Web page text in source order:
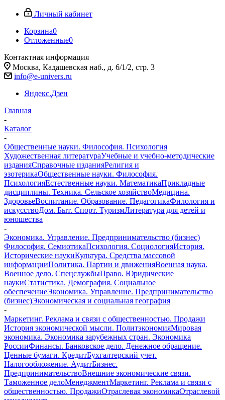
Личный кабинет
Корзина0
Отложенные0
Контактная информация
Москва, Кадашевская наб., д. 6/1/2, стр. 3
info@e-univers.ru
Яндекс.Дзен
Главная
-
Каталог
-
Общественные науки. Философия. Психология
Художественная литератураУчебные и учебно-методические
изданияСправочные изданияРелигия и
эзотерикаОбщественные науки. Философия.
ПсихологияЕстественные науки. МатематикаПрикладные
дисциплины. Техника. Сельское хозяйствоМедицина.
ЗдоровьеВоспитание. Образование. ПедагогикаФилология и
искусствоДом. Быт. Спорт. ТуризмЛитература для детей и
юношества
-
Экономика. Управление. Предпринимательство (бизнес)
Философия. СемиотикаПсихология. СоциологияИстория.
Исторические наукиКультура. Средства массовой
информацииПолитика. Партии и движенияВоенная наука.
Военное дело. СпецслужбыПраво. Юридические
наукиСтатистика. Демография. Социальное
обеспечениеЭкономика. Управление. Предпринимательство
(бизнес)Экономическая и социальная география
-
Маркетинг. Реклама и связи с общественностью. Продажи
История экономической мысли. ПолитэкономияМировая
экономика. Экономика зарубежных стран. Экономика
РоссииФинансы. Банковское дело. Денежное обращение.
Ценные бумаги. КредитБухгалтерский учет.
Налогообложение. АудитБизнес.
ПредпринимательствоВнешние экономические связи.
Таможенное делоМенеджментМаркетинг. Реклама и связи с
общественностью. ПродажиОтраслевая экономикаОтраслевой